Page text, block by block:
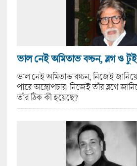
ভাল নেই অমিতাভ বচ্চন, ব্লগ ও
ভাল নেই অমিতাভ বচ্চন, নিজেই
পারে অস্ত্রোপচার। নিজেই তাঁর ব্লগে
তাঁর ঠিক কী হয়েছে?